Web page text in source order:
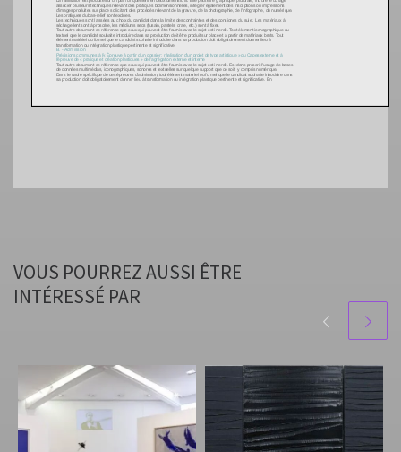
VOUS POURREZ AUSSI ÊTRE
INTÉRESSÉ PAR